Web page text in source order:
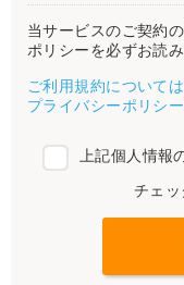
当サービスのご契約
ポリシーを必ずお読み
ご利用規約について
プライバシーポリシ
上記個人情報
チェッ